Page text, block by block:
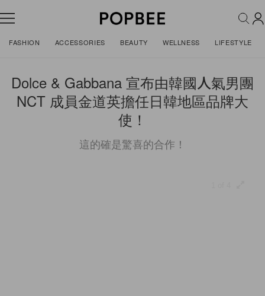
FASHION ACCESSORIES BEAUTY WELLNESS LIFESTYLE
Dolce & Gabbana 宣布由韓國人氣男團
NCT 成員金道英擔任日韓地區品牌大
使！
這的確是驚喜的合作！